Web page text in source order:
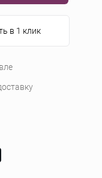
в 1 клик